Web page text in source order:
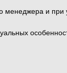
менеджера и при